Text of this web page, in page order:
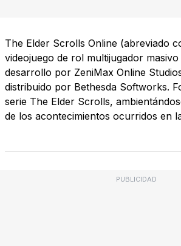
The Elder Scrolls Online (abreviado
videojuego de rol multijugador
desarrollo por ZeniMax Online
distribuido por Bethesda Softworks.
serie The Elder Scrolls,
de los acontecimientos ocurridos en
PUBLICIDAD